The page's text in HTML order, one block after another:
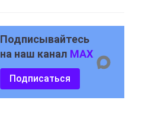
Подписывайтесь
на наш канал MAX
Подписаться